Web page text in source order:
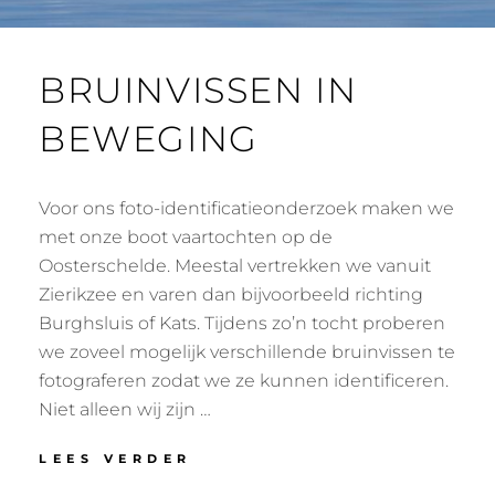
BRUINVISSEN IN
BEWEGING
Voor ons foto-identificatieonderzoek maken we
met onze boot vaartochten op de
Oosterschelde. Meestal vertrekken we vanuit
Zierikzee en varen dan bijvoorbeeld richting
Burghsluis of Kats. Tijdens zo’n tocht proberen
we zoveel mogelijk verschillende bruinvissen te
fotograferen zodat we ze kunnen identificeren.
Niet alleen wij zijn …
LEES VERDER